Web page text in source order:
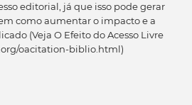
editorial, já que isso pode gerar
como aumentar o impacto e a
(Veja O Efeito do Acesso Livre
oacitation-biblio.html)